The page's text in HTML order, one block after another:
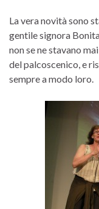
La vera novità sono
gentile signora
non se ne stavano
del palcoscenico, e
sempre a modo loro.